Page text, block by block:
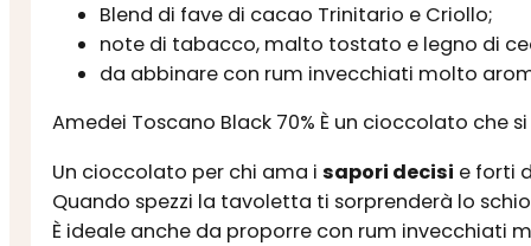
Blend di fave di cacao Trinitario e Criollo;
note di tabacco, malto tostato e legno di
da abbinare con rum invecchiati molto
Amedei Toscano Black 70% È un cioccolato che
Un cioccolato per chi ama isapori decisi e forti
Quando spezzi la tavoletta ti sorprenderà lo
È ideale anche da proporre con rum invecchiati